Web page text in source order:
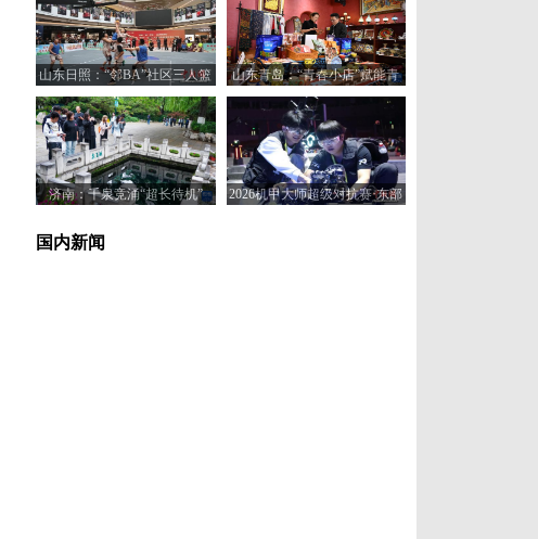
山东日照：“邻BA”社区三人篮
球赛火热开打
山东青岛：“青春小店”赋能青
年创业新活力
济南：千泉竞涌“超长待机”
2026机甲大师超级对抗赛·东部
国内新闻